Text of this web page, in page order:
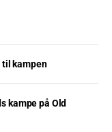
til kampen
kampe på Old